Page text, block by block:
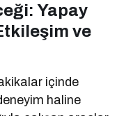
Yapay
ve
içinde
haline